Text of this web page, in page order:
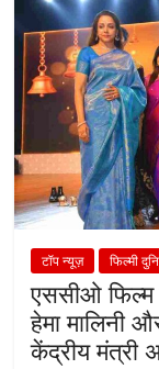
टॉप न्यूज़ फिल्मी
एससीओ फिल्म
हेमा मालिनी
केंद्रीय मंत्री